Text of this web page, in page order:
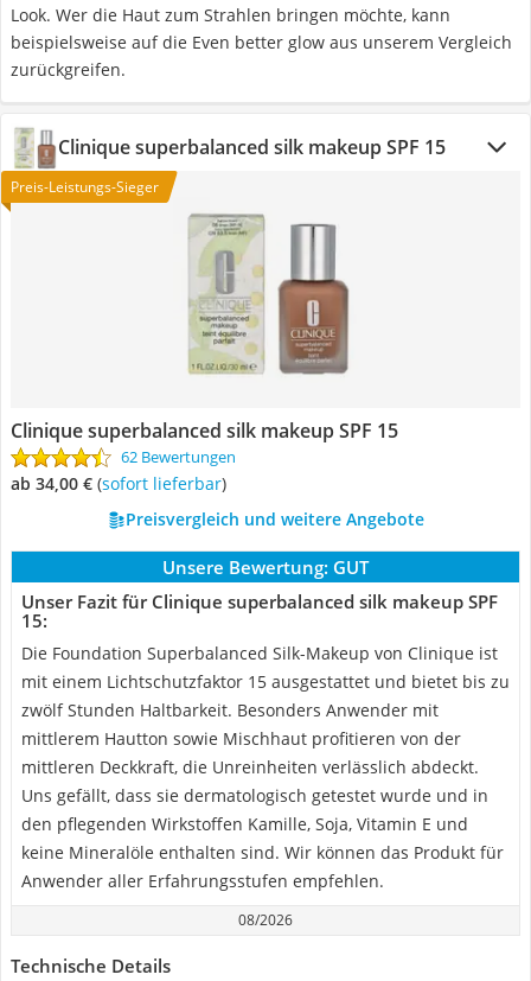
Look. Wer die Haut zum Strahlen bringen möchte, kann
beispielsweise auf die Even better glow aus unserem Vergleich
zurückgreifen.
Clinique superbalanced silk makeup SPF 15
Preis-Leistungs-Sieger
Clinique superbalanced silk makeup SPF 15
62 Bewertungen
ab 34,00 € ( Sofort lieferbar)
Preisvergleich und weitere Angebote
Unsere Bewertung: GUT
Unser Fazit für Clinique superbalanced silk makeup SPF
15:
Die Foundation Superbalanced Silk-Makeup von Clinique ist
mit einem Lichtschutzfaktor 15 ausgestattet und bietet bis zu
zwölf Stunden Haltbarkeit. Besonders Anwender mit
mittlerem Hautton sowie Mischhaut profitieren von der
mittleren Deckkraft, die Unreinheiten verlässlich abdeckt.
Uns gefällt, dass sie dermatologisch getestet wurde und in
den pflegenden Wirkstoffen Kamille, Soja, Vitamin E und
keine Mineralöle enthalten sind. Wir können das Produkt für
Anwender aller Erfahrungsstufen empfehlen.
08/2026
Technische Details